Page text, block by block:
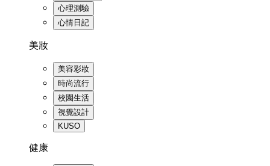
心理測驗
心情日記
美妝
美容彩妝
時尚流行
校園生活
視覺設計
KUSO
健康